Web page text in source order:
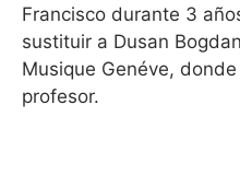
Francisco durante 3
sustituir a Dusan
Musique Genéve,
profesor.